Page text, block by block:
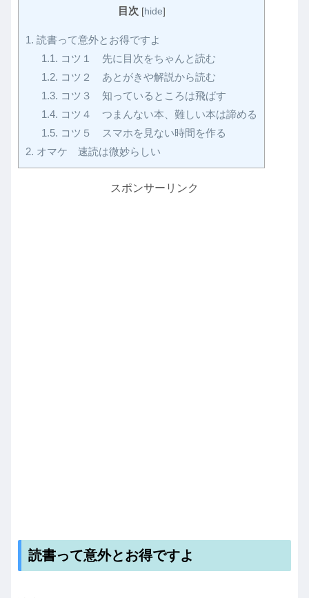
目次 [hide]
1. 読書って意外とお得ですよ
1.1. コツ１ 先に目次をちゃんと読む
1.2. コツ２ あとがきや解説から読む
1.3. コツ３ 知っているところは飛ばす
1.4. コツ４ つまんない本、難しい本は諦める
1.5. コツ５ スマホを見ない時間を作る
2. オマケ 速読は微妙らしい
スポンサーリンク
読書って意外とお得ですよ